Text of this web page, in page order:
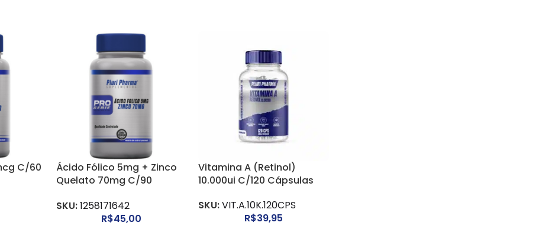
C/60
Ácido Fólico 5mg + Zinco
Quelato 70mg C/90
SKU:1258171642
R$45,00
Vitamina A (Retinol)
10.000ui C/120 Cápsulas
SKU:VIT.A.10K.120CPS
R$39,95